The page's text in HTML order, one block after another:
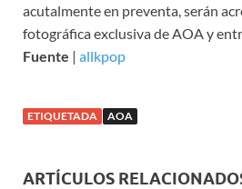
acutalmente en preventa, serán
fotográfica exclusiva de AOA y
Fuente | allkpop
ETIQUETADA AOA
ARTÍCULOS